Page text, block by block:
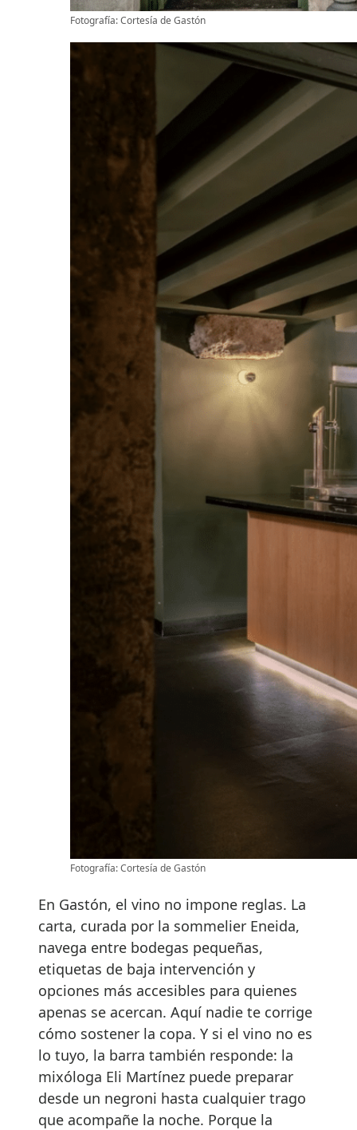
Fotografía: Cortesía de Gastón
Fotografía: Cortesía de Gastón
En Gastón, el vino no impone reglas. La
carta, curada por la sommelier Eneida,
navega entre bodegas pequeñas,
etiquetas de baja intervención y
opciones más accesibles para quienes
apenas se acercan. Aquí nadie te corrige
cómo sostener la copa. Y si el vino no es
lo tuyo, la barra también responde: la
mixóloga Eli Martínez puede preparar
desde un negroni hasta cualquier trago
que acompañe la noche. Porque la